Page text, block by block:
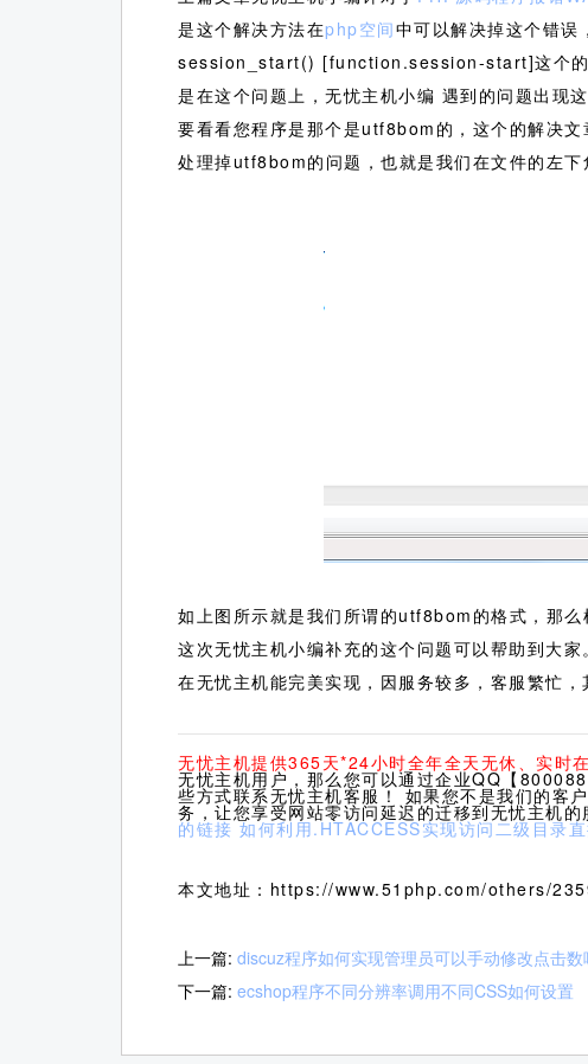
是这个解决方法在php空间中可以解决掉这个错误
session_start() [function.session-start]这个的
是在这个问题上，无忧主机小编 遇到的问题出现
要看看您程序是那个是utf8bom的，这个的解决
处理掉utf8bom的问题，也就是我们在文件的左
如上图所示就是我们所谓的utf8bom的格式，那
这次无忧主机小编补充的这个问题可以帮助到大家
在无忧主机能完美实现，因服务较多，客服繁忙
无忧主机提供365天*24小时全年全天无休、实时
无忧主机用户，那么您可以通过企业QQ【
些方式联系无忧主机客服！ 如果您不是我们的客
务，让您享受网站零访问延迟的迁移到无忧主机
的链接 如何利用.HTACCESS实现访问二级目录
本文地址：https://www.51php.com/others/
上一篇: discuz程序如何实现管理员可以手动修改点击数
下一篇: ecshop程序不同分辨率调用不同CSS如何设置